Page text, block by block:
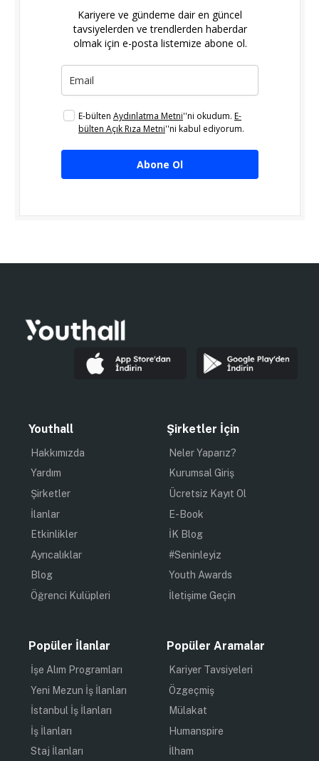
Kariyere ve gündeme dair en güncel
tavsiyelerden ve trendlerden haberdar
olmak için e-posta listemize abone ol.
E-bülten Aydınlatma Metni''ni okudum. E-
bülten Açık Rıza Metni''ni kabul ediyorum.
Abone Ol
Youthall
Hakkımızda
Yardım
Şirketler
İlanlar
Etkinlikler
Ayrıcalıklar
Blog
Öğrenci Kulüpleri
Şirketler İçin
Neler Yaparız?
Kurumsal Giriş
Ücretsiz Kayıt Ol
E-Book
İK Blog
#Seninleyiz
Youth Awards
İletişime Geçin
Popüler İlanlar
İşe Alım Programları
Yeni Mezun İş İlanları
İstanbul İş İlanları
İş İlanları
Staj İlanları
Popüler Aramalar
Kariyer Tavsiyeleri
Özgeçmiş
Mülakat
Humanspire
İlham